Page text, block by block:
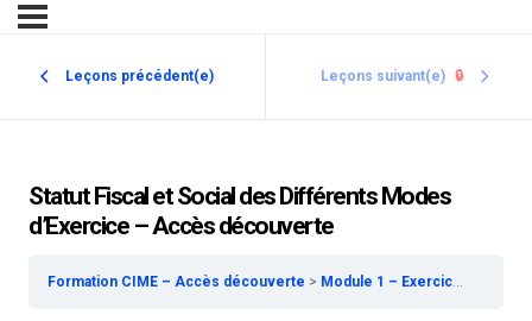
Leçons précédent(e) Leçons suivant(e) 🔒
Statut Fiscal et Social des Différents Modes
d’Exercice – Accès découverte
Formation CIME – Accès découverte Module 1 – Exercice de la Médecine Esthétique – Accès découverte